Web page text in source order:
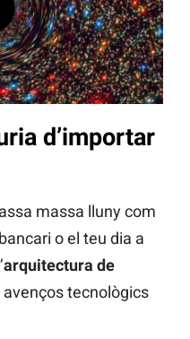
d’importar
massa lluny com
o el teu dia a
arquitectura de
tecnològics